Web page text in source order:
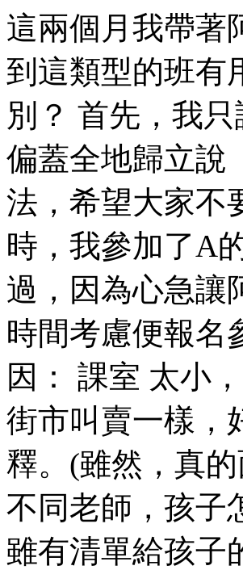
這兩個月我帶著
到這類型的班有
別？ 首先，我
偏蓋全地歸立說
法，希望大家不
時，我參加了A
過，因為心急讓
時間考慮便報名
因： 課室 太小
街市叫賣一樣，
釋。(雖然，真
不同老師，孩子
雖有清單給孩子